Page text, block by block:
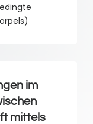
im
mittels